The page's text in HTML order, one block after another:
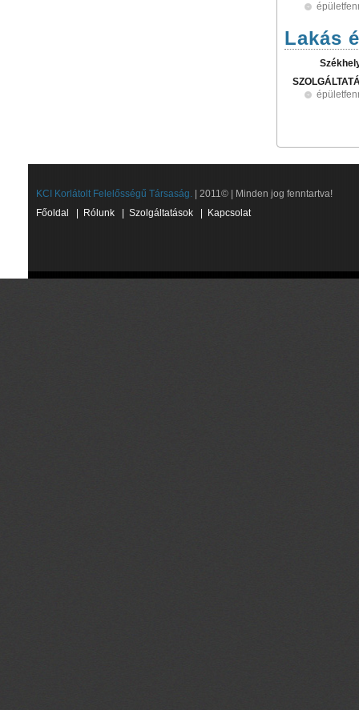
Lakás
KCI Korlátolt Felelősségű Társaság. | 2011© | Minden jog fenntartva!
Főoldal
Rólunk Szolgáltatások Kapcsolat